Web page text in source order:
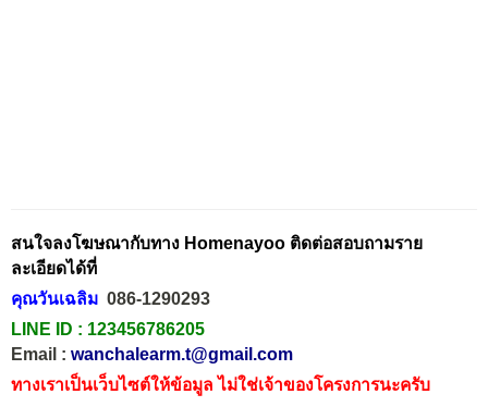
สนใจลงโฆษณากับทาง Homenayoo ติดต่อสอบถามราย
ละเอียดได้ที่
คุณวันเฉลิม 086-1290293
LINE ID : 123456786205
Email : wanchalearm.t@gmail.com
ทางเราเป็นเว็บไซต์ให้ข้อมูล ไม่ใช่เจ้าของโครงการนะครับ